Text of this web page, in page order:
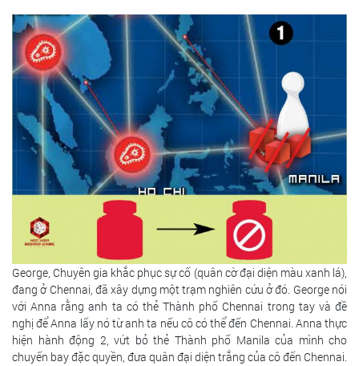
George, Chuyên gia khắc phục sự cố (quân cờ đại diện màu xanh lá),
đang ở Chennai, đã xây dựng một trạm nghiên cứu ở đó. George nói
với Anna rằng anh ta có thẻ Thành phố Chennai trong tay và đề
nghị để Anna lấy nó từ anh ta nếu cô có thể đến Chennai. Anna thực
hiện hành động 2, vứt bỏ thẻ Thành phố Manila của mình cho
chuyến bay đặc quyền, đưa quân đại diện trắng của cô đến Chennai.